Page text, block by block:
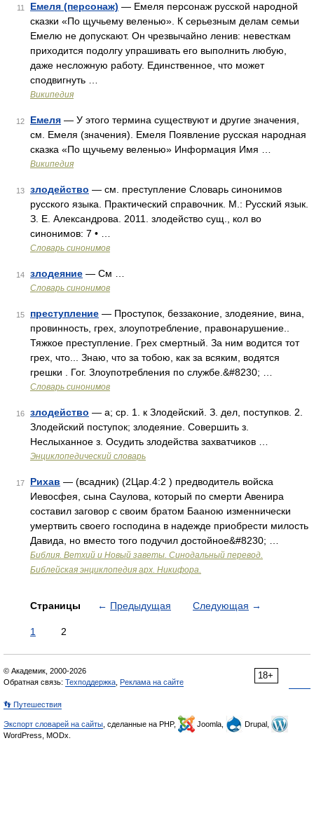
11 Емеля (персонаж) — Емеля персонаж русской народной
сказки «По щучьему веленью». К серьезным делам семьи
Емелю не допускают. Он чрезвычайно ленив: невесткам
приходится подолгу упрашивать его выполнить любую,
даже несложную работу. Единственное, что может
сподвигнуть …
Википедия
12 Емеля — У этого термина существуют и другие значения,
см. Емеля (значения). Емеля Появление русская народная
сказка «По щучьему веленью» Информация Имя …
Википедия
13 злодейство — см. преступление Словарь синонимов
русского языка. Практический справочник. М.: Русский язык.
З. Е. Александрова. 2011. злодейство сущ., кол во
синонимов: 7 • …
Словарь синонимов
14 злодеяние — См …
Словарь синонимов
15 преступление — Проступок, беззаконие, злодеяние, вина,
провинность, грех, злоупотребление, правонарушение..
Тяжкое преступление. Грех смертный. За ним водится тот
грех, что... Знаю, что за тобою, как за всяким, водятся
грешки . Гог. Злоупотребления по службе.&#8230; …
Словарь синонимов
16 злодейство — а; ср. 1. к Злодейский. З. дел, поступков. 2.
Злодейский поступок; злодеяние. Совершить з.
Неслыханное з. Осудить злодейства захватчиков …
Энциклопедический словарь
17 Рихав — (всадник) (2Цар.4:2 ) предводитель войска
Иевосфея, сына Саулова, который по смерти Авенира
составил заговор с своим братом Бааною изменнически
умертвить своего господина в надежде приобрести милость
Давида, но вместо того подучил достойное&#8230; …
Библия. Ветхий и Новый заветы. Синодальный перевод.
Библейская энциклопедия арх. Никифора.
Страницы ← Предыдущая Следующая →
1 2
18+
© Академик, 2000-2026
Обратная связь: Техподдержка Реклама на сайте
👣 Путешествия
Экспорт словарей на сайты , сделанные на PHP, Joomla,
Drupal,
WordPress, MODx.